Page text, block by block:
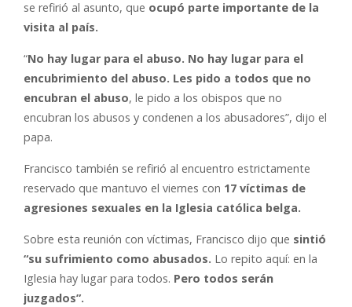
se refirió al asunto, que ocupó parte importante de la
visita al país.
“No hay lugar para el abuso. No hay lugar para el
encubrimiento del abuso. Les pido a todos que no
encubran el abuso, le pido a los obispos que no
encubran los abusos y condenen a los abusadores”, dijo el
papa.
Francisco también se refirió al encuentro estrictamente
reservado que mantuvo el viernes con 17 víctimas de
agresiones sexuales en la Iglesia católica belga.
Sobre esta reunión con víctimas, Francisco dijo que sintió
“su sufrimiento como abusados. Lo repito aquí: en la
Iglesia hay lugar para todos. Pero todos serán
juzgados”.